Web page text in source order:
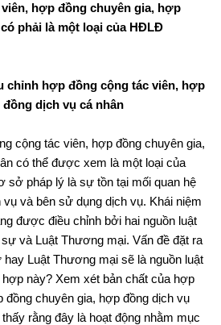
hợp đồng chuyên gia, hợp
phải là một loại của HĐLĐ
chỉnh hợp đồng cộng tác viên, hợp
dịch vụ cá nhân
cộng tác viên, hợp đồng chuyên gia,
có thể được xem là một loại của
sở pháp lý là sự tồn tại mối quan hệ
và bên sử dụng dịch vụ. Khái niệm
được điều chỉnh bởi hai nguồn luật
và Luật Thương mại. Vấn đề đặt ra
Luật Thương mại sẽ là nguồn luật
này? Xem xét bản chất của hợp
đồng chuyên gia, hợp đồng dịch vụ
rằng đây là hoạt động nhằm mục